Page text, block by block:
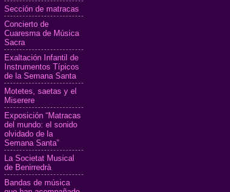
Sección de matracas
Concierto de
Cuaresma de Música
Sacra
Exaltación Infantil de
Instrumentos Típicos
de la Semana Santa
Motetes, saetas y el
Miserere
Exposición “Matracas
del mundo: el sonido
olvidado de la
Semana Santa”
La Societat Musical
de Benirredrà
Bandas de música